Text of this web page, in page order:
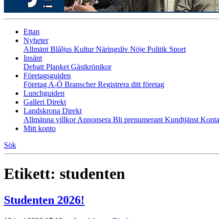
Ettan
Nyheter
Allmänt Blåljus KulturNäringsliv Nöje Politik Sport
Insänt
Debatt Planket Gästkrönikor
Företagsguiden
Företag A-Ö BranscherRegistrera ditt företag
Lunchguiden
Galleri Direkt
Landskrona Direkt
Allmänna villkorAnnonsera Bli prenumerant Kundtjänst
Mitt konto
Sök
Etikett: studenten
Studenten 2026!